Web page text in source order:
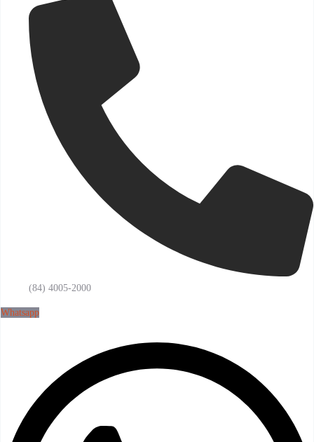
(84) 4005-2000
Whatsapp